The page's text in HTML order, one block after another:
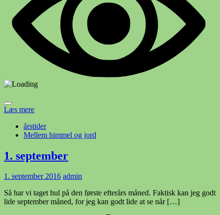
Læs mere
årstider
Mellem himmel og jord
1. september
1. september 2016 admin
Så har vi taget hul på den første efterårs måned. Faktisk kan jeg godt
lide september måned, for jeg kan godt lide at se når […]